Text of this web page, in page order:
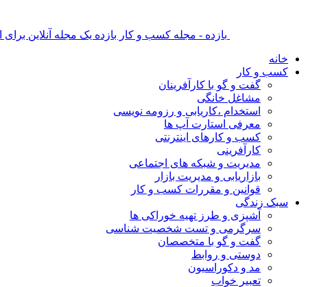
بازده - مجله کسب و کار بازده یک مجله آنلاین
خانه
کسب و کار
گفت و گو با کارآفرینان
مشاغل خانگی
استخدام ،کاریابی و رزومه نویسی
معرفی استارت آپ ها
کسب و کارهای اینترنتی
کارآفرینی
مدیریت و شبکه های اجتماعی
بازاریابی و مدیریت بازار
قوانین و مقررات کسب و کار
سبک زندگی
آشپزی و طرز تهیه خوراکی ها
سرگرمی و تست شخصیت شناسی
گفت و گو با متخصصان
دوستی و روابط
مد و دکوراسیون
تعبیر خواب